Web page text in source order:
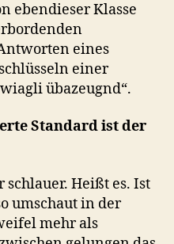
ebendieser Klasse
eines
einer
übazeugnd“.
Standard ist der
Heißt es. Ist
umschaut in der
mehr als